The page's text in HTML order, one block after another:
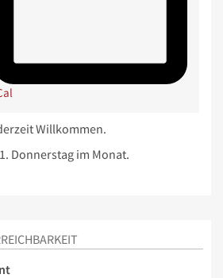
Willkommen.
Donnerstag im Monat.